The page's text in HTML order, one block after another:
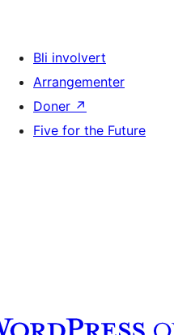
Bli involvert
Arrangementer
Doner ↗
Five for the Future